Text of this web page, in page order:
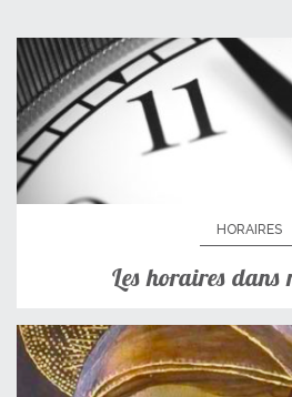
HORAIRES
Les horaires dans